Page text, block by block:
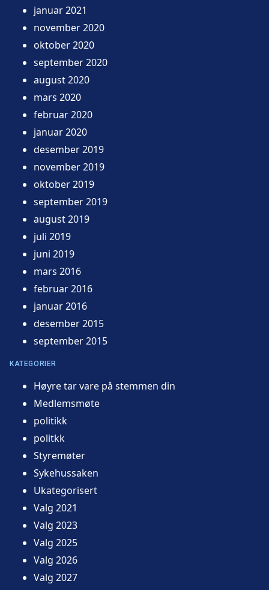
januar 2021
november 2020
oktober 2020
september 2020
august 2020
mars 2020
februar 2020
januar 2020
desember 2019
november 2019
oktober 2019
september 2019
august 2019
juli 2019
juni 2019
mars 2016
februar 2016
januar 2016
desember 2015
september 2015
KATEGORIER
Høyre tar vare på stemmen din
Medlemsmøte
politikk
politkk
Styremøter
Sykehussaken
Ukategorisert
Valg 2021
Valg 2023
Valg 2025
Valg 2026
Valg 2027